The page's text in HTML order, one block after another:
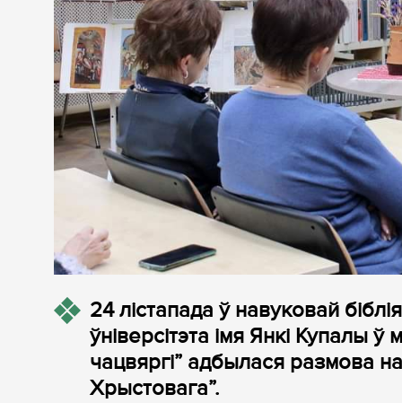
24 лістапада ў навуковай
ўніверсітэта імя Янкі Купалы
чацвяргі” адбылася размова
Хрыстовага”.